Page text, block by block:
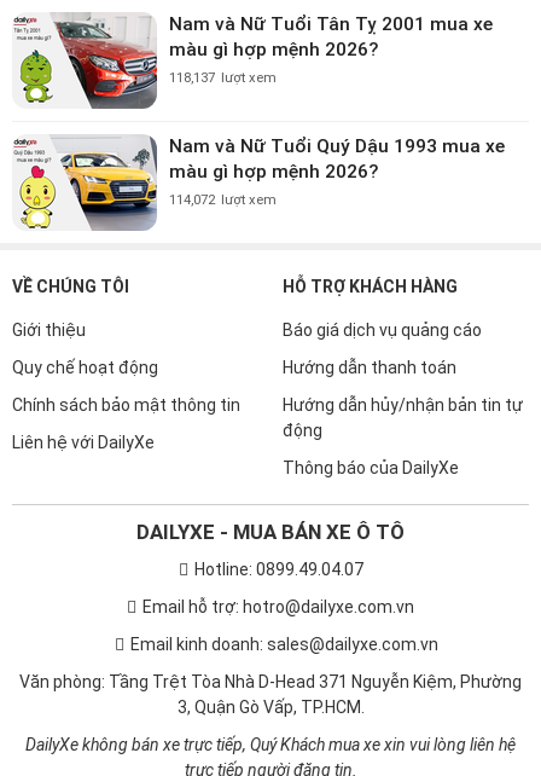
Nam và Nữ Tuổi Tân Tỵ 2001 mua xe
màu gì hợp mệnh 2026?
118,137 lượt xem
Nam và Nữ Tuổi Quý Dậu 1993 mua xe
màu gì hợp mệnh 2026?
114,072 lượt xem
VỀ CHÚNG TÔI
Giới thiệu
Quy chế hoạt động
Chính sách bảo mật thông tin
Liên hệ với DailyXe
HỖ TRỢ KHÁCH HÀNG
Báo giá dịch vụ quảng cáo
Hướng dẫn thanh toán
Hướng dẫn hủy/nhận bản tin tự
động
Thông báo của DailyXe
DAILYXE - MUA BÁN XE Ô TÔ
Hotline: 0899.49.04.07
Email hỗ trợ: hotro@dailyxe.com.vn
Email kinh doanh: sales@dailyxe.com.vn
Văn phòng: Tầng Trệt Tòa Nhà D-Head 371 Nguyễn Kiệm, Phường
3, Quận Gò Vấp, TP.HCM.
DailyXe không bán xe trực tiếp, Quý Khách mua xe xin vui lòng liên hệ
trực tiếp người đăng tin.